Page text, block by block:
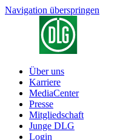
Navigation überspringen
Über uns
Karriere
MediaCenter
Presse
Mitgliedschaft
Junge DLG
Login